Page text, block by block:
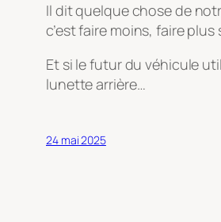
Il dit quelque chose de
c’est faire moins, faire
Et si le futur du véhicule
lunette arrière…
24 mai 2025